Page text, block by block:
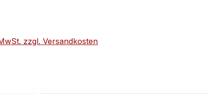
zzgl. Versandkosten